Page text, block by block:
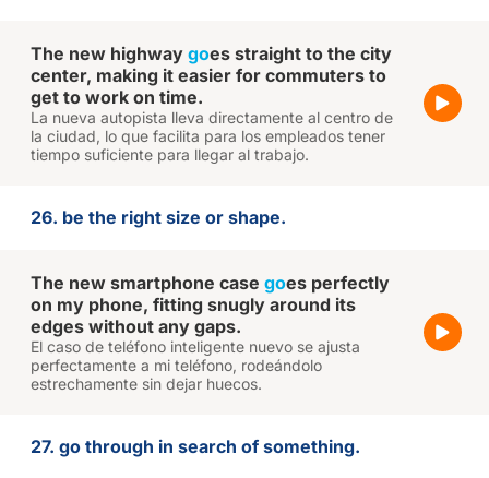
The new highway goes straight to the city
center, making it easier for commuters to
get to work on time.
La nueva autopista lleva directamente al centro de
la ciudad, lo que facilita para los empleados tener
tiempo suficiente para llegar al trabajo.
26. be the right size or shape.
The new smartphone case goes perfectly
on my phone, fitting snugly around its
edges without any gaps.
El caso de teléfono inteligente nuevo se ajusta
perfectamente a mi teléfono, rodeándolo
estrechamente sin dejar huecos.
27. go through in search of something.